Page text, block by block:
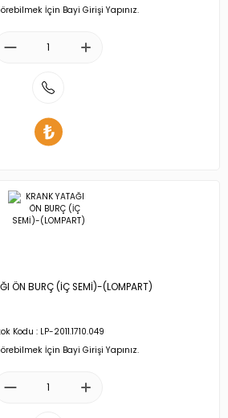
İçin Bayi Girişi Yapınız.
ÖN BURÇ (İÇ SEMİ)-(LOMPART)
Kodu : LP-2011.1710.049
İçin Bayi Girişi Yapınız.